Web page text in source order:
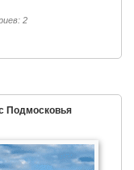
2
Подмосковья